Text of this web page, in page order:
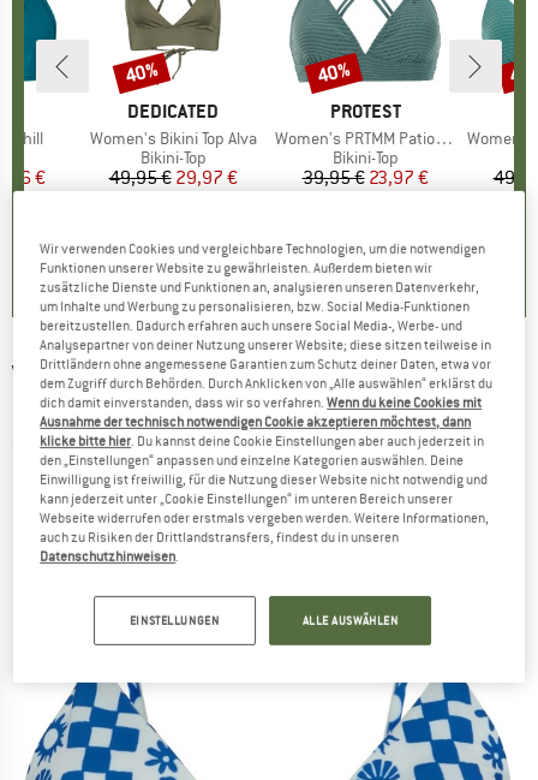
Chill
Preis
€
)
MARKE
DEDICATED
Artikel
Women's Bikini Top Alva
Produktgruppe
Bikini-Top
Preis
49,95 € reduzierter Preis
29,97 €
4,6
)
Rabatt
40%
MARKE
PROTEST
Artikel
Women's PRTMM Patio Triangle
Produktgruppe
Bikini-Top
Preis
39,95 €reduzierter Preis
23,97 €
4,9( )
Rabatt
40%
Artikel
Women's
VOLCOM -Women's Island Dream Crop -
Bikini-Top
(0)
Wir verwenden Cookies und vergleichbare Technologien, um die notwendigen
Funktionen unserer Website zu gewährleisten. Außerdem bieten wir
zusätzliche Dienste und Funktionen an, analysieren unseren Datenverkehr,
um Inhalte und Werbung zu personalisieren, bzw. Social Media-Funktionen
bereitzustellen. Dadurch erfahren auch unsere Social Media-, Werbe- und
Analysepartner von deiner Nutzung unserer Website; diese sitzen teilweise in
Drittländern ohne angemessene Garantien zum Schutz deiner Daten, etwa vor
dem Zugriff durch Behörden. Durch Anklicken von „Alle auswählen“ erklärst du
dich damit einverstanden, dass wir so verfahren.Wenn du keine Cookies mit
Ausnahme der technisch notwendigen Cookie akzeptieren möchtest, dann
klicke bitte hier . Du kannst deine Cookie Einstellungen aber auch jederzeit in
den „Einstellungen“ anpassen und einzelne Kategorien auswählen. Deine
Einwilligung ist freiwillig, für die Nutzung dieser Website nicht notwendig und
kann jederzeit unter „Cookie Einstellungen“ im unteren Bereich unserer
Webseite widerrufen oder erstmals vergeben werden. Weitere Informationen,
auch zu Risiken der Drittlandstransfers, findest du in unseren
Datenschutzhinweisen
EINSTELLUNGEN ALLE AUSWÄHLEN